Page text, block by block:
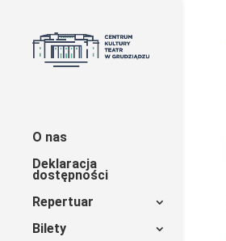
O nas
Deklaracja
dostępności
Repertuar
Bilety